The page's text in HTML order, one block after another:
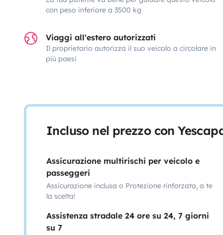
con peso inferiore a 3500 kg
Viaggi all'estero autorizzati
Il proprietario autorizza il suo veicolo a circolare in
più paesi
Incluso nel prezzo con
Assicurazione multirischi per veicolo e
passeggeri
Assicurazione inclusa o Protezione rinforzata, a te
la scelta!
Assistenza stradale 24 ore su 24, 7 giorni
su 7